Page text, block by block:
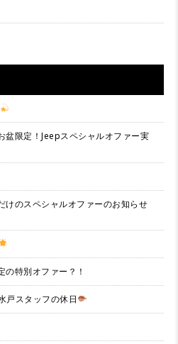
盆限定！Jeepスペシャルオファー実
けのスペシャルオファーのお知らせ
の特別オファー？！
戸スタッフの休日